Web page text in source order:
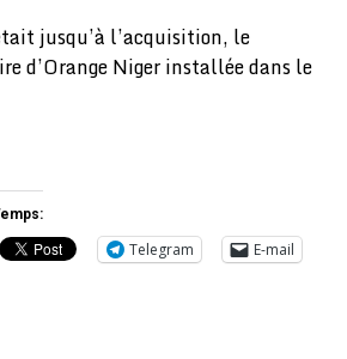
jusqu’à l’acquisition, le
d’Orange Niger installée dans le
Telegram
E-mail